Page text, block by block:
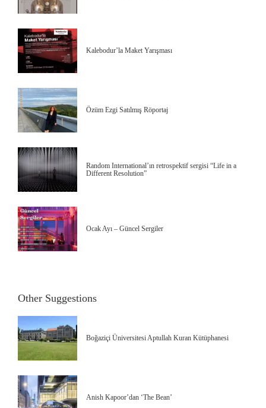
Kalebodur’la Maket Yarışması
Özüm Ezgi Satılmış Röportaj
Random International’ın retrospektif sergisi “Life in a
Different Resolution”
Ocak Ayı – Güncel Sergiler
Other Suggestions
Boğaziçi Üniversitesi Aptullah Kuran Kütüphanesi
Anish Kapoor’dan ‘The Bean’